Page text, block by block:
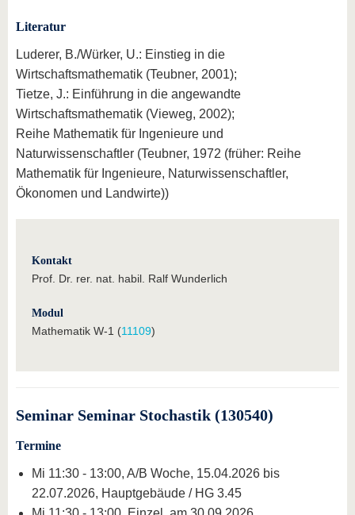
Literatur
Luderer, B./Würker, U.: Einstieg in die
Wirtschaftsmathematik (Teubner, 2001);
Tietze, J.: Einführung in die angewandte
Wirtschaftsmathematik (Vieweg, 2002);
Reihe Mathematik für Ingenieure und
Naturwissenschaftler (Teubner, 1972 (früher: Reihe
Mathematik für Ingenieure, Naturwissenschaftler,
Ökonomen und Landwirte))
Kontakt
Prof. Dr. rer. nat. habil. Ralf Wunderlich
Modul
Mathematik W-1 (11109)
Seminar Seminar Stochastik (130540)
Termine
Mi 11:30 - 13:00, A/B Woche, 15.04.2026 bis
22.07.2026, Hauptgebäude / HG 3.45